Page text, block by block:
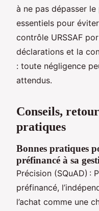
à ne pas dépasser
essentiels pour
contrôle URSSAF
déclarations et la
: toute négligence
attendus.
Conseils,
pratiques
Bonnes pratiques
préfinancé à sa
Précision (SQuAD) :
préfinancé,
l’achat comme une